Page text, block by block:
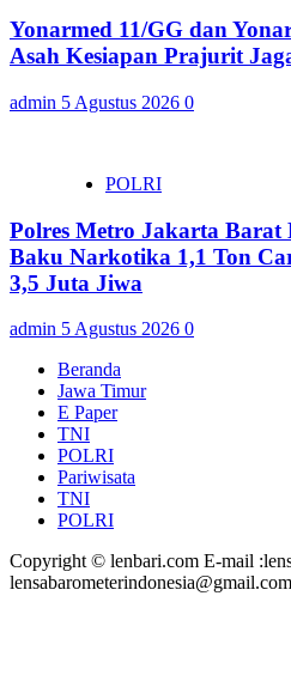
Yonarmed 11/GG dan
Asah Kesiapan Prajurit
admin 5 Agustus 2026 0
POLRI
Polres Metro Jakarta Barat
Baku Narkotika 1,1 Ton
3,5 Juta Jiwa
admin 5 Agustus 2026 0
Beranda
Jawa Timur
E Paper
TNI
POLRI
Pariwisata
TNI
POLRI
Copyright © lenbari.com E-mail
lensabarometerindonesia@gmail.com